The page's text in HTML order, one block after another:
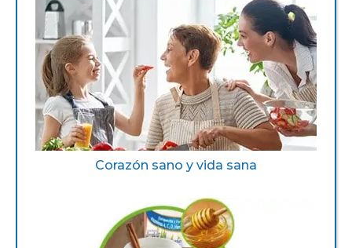
Corazón sano y vida sana